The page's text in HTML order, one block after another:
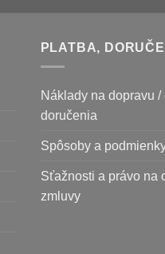
PLATBA,
Náklady na dopravu
doručenia
Spôsoby a
Sťažnosti a právo na
zmluvy